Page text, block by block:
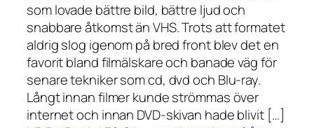
som lovade bättre bild, bättre ljud och
snabbare åtkomst än VHS. Trots att formatet
aldrig slog igenom på bred front blev det en
favorit bland filmälskare och banade väg för
senare tekniker som cd, dvd och Blu-ray.
Långt innan filmer kunde strömmas över
internet och innan DVD-skivan hade blivit […]